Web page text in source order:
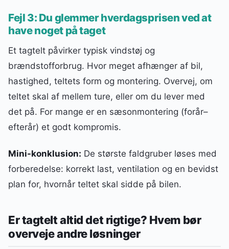
Fejl 3: Du glemmer hverdagsprisen ved at
have noget på taget
Et tagtelt påvirker typisk vindstøj og
brændstofforbrug. Hvor meget afhænger af bil,
hastighed, teltets form og montering. Overvej, om
teltet skal af mellem ture, eller om du lever med
det på. For mange er en sæsonmontering (forår–
efterår) et godt kompromis.
Mini-konklusion: De største faldgruber løses med
forberedelse: korrekt last, ventilation og en bevidst
plan for, hvornår teltet skal sidde på bilen.
Er tagtelt altid det rigtige? Hvem bør
overveje andre løsninger